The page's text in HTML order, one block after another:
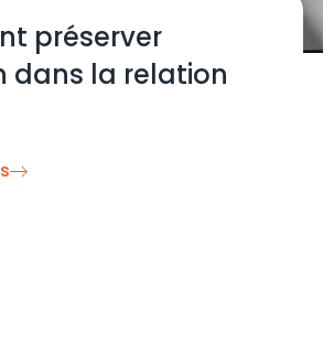
préserver
dans la relation